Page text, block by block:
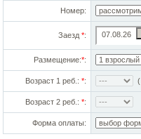
Номер:
Заезд *:
Размещение:*:
Возраст 1 реб.: *:
Возраст 2 реб.: *:
Форма оплаты: